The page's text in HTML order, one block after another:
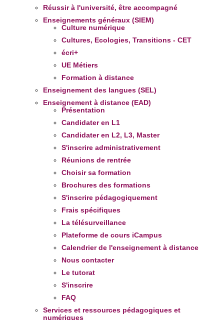
Réussir à l'université, être accompagné
Enseignements généraux (SIEM)
Culture numérique
Cultures, Ecologies, Transitions - CET
écri+
UE Métiers
Formation à distance
Enseignement des langues (SEL)
Enseignement à distance (EAD)
Présentation
Candidater en L1
Candidater en L2, L3, Master
S'inscrire administrativement
Réunions de rentrée
Choisir sa formation
Brochures des formations
S'inscrire pédagogiquement
Frais spécifiques
La télésurveillance
Plateforme de cours iCampus
Calendrier de l'enseignement à distance
Nous contacter
Le tutorat
S'inscrire
FAQ
Services et ressources pédagogiques et
numériques